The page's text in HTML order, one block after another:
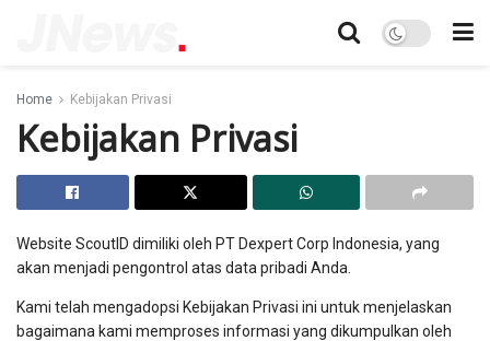
Home Kebijakan Privasi
Kebijakan Privasi
Website ScoutID dimiliki oleh PT Dexpert Corp Indonesia, yang
akan menjadi pengontrol atas data pribadi Anda.
Kami telah mengadopsi Kebijakan Privasi ini untuk menjelaskan
bagaimana kami memproses informasi yang dikumpulkan oleh